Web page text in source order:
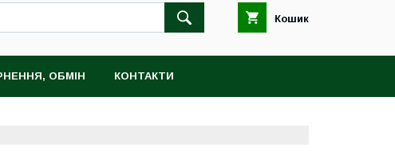
Кошик
ОБМІН КОНТАКТИ